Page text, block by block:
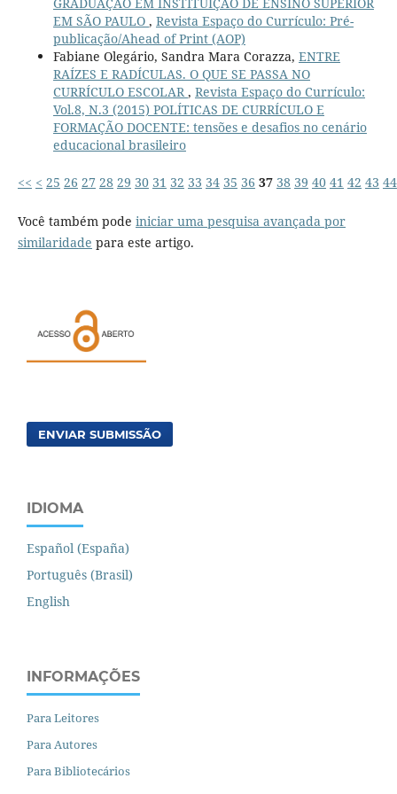
EM SÃO PAULO , Revista Espaço do Currículo: Pré-
publicação/Ahead of Print (AOP)
Fabiane Olegário, Sandra Mara Corazza, ENTRE
RAÍZES E RADÍCULAS. O QUE SE PASSA NO
CURRÍCULO ESCOLAR, Revista Espaço do Currículo:
Vol.8, N.3 (2015) POLÍTICAS DE CURRÍCULO E
FORMAÇÃO DOCENTE: tensões e desafios no cenário
educacional brasileiro
<< < 25 26 27 28 29 30 31 32 33 34 35 36 37 38 39 40 41 42 43 44
Você também pode iniciar uma pesquisa avançada por
similaridade para este artigo.
ENVIAR SUBMISSÃO
IDIOMA
Español (España)
Português (Brasil)
English
INFORMAÇÕES
Para Leitores
Para Autores
Para Bibliotecários